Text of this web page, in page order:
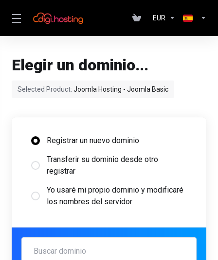
EUR
Elegir un dominio...
Selected Product: Joomla Hosting - Joomla Basic
Registrar un nuevo dominio
Transferir su dominio desde otro
registrar
Yo usaré mi propio dominio y modificaré
los nombres del servidor